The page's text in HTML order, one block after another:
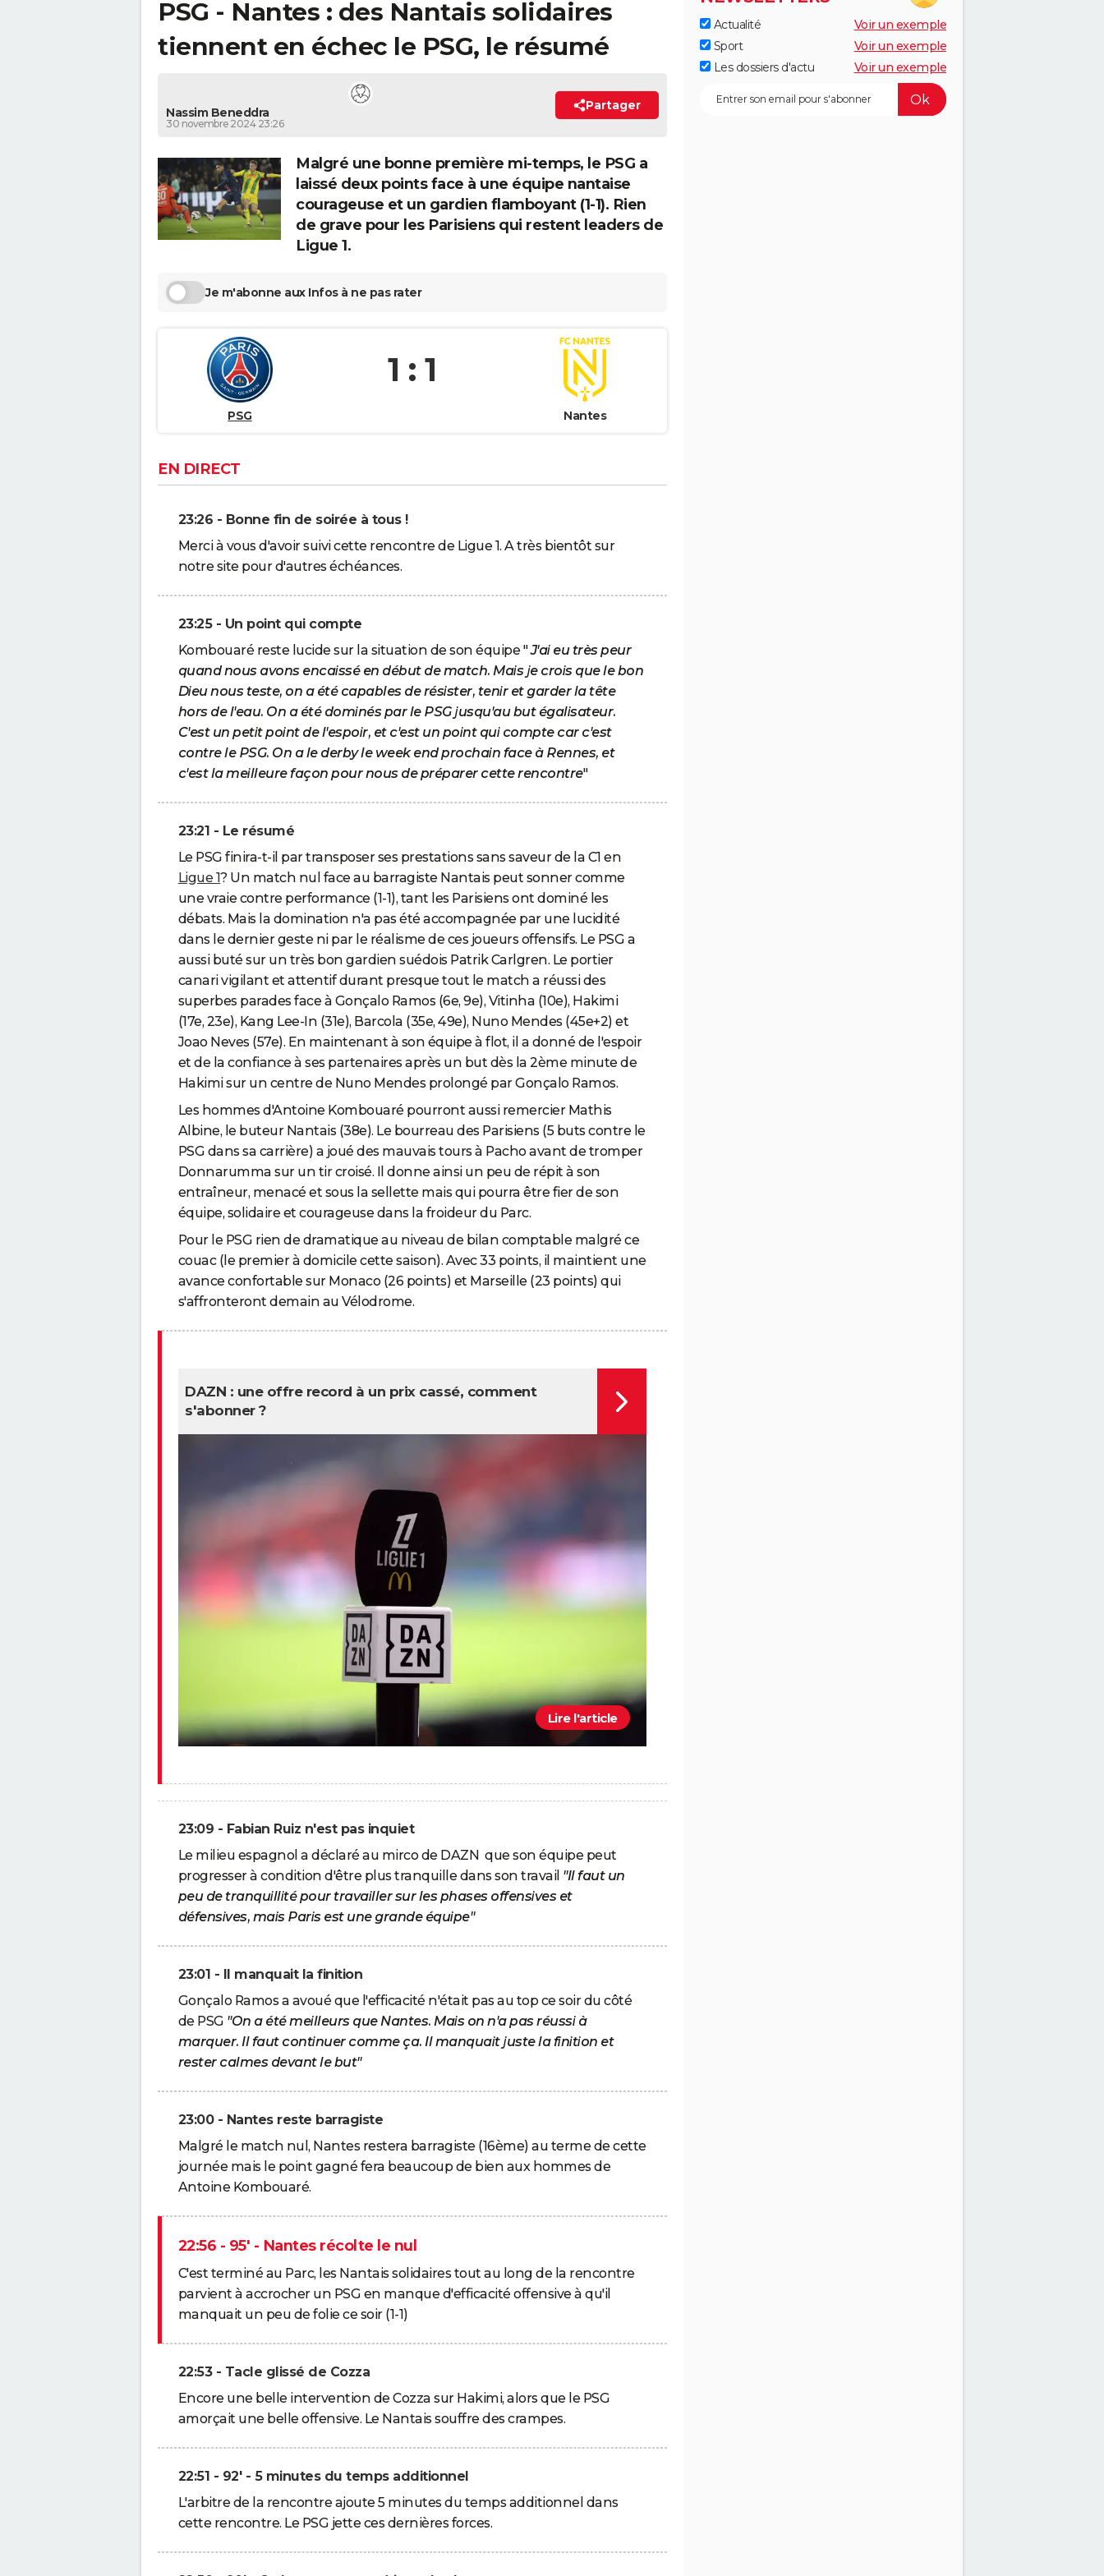
PSG - Nantes : des Nantais solidaires
tiennent en échec le PSG, le résumé
Nassim Beneddra
30 novembre 2024 23:26
Partager
Malgré une bonne première mi-temps, le PSG a
laissé deux points face à une équipe nantaise
courageuse et un gardien flamboyant (1-1). Rien
de grave pour les Parisiens qui restent leaders de
Ligue 1.
Je m'abonne aux Infos à ne pas rater
PSG
1 : 1
Nantes
EN DIRECT
23:26 - Bonne fin de soirée à tous !
Merci à vous d'avoir suivi cette rencontre de Ligue 1. A très bientôt sur
notre site pour d'autres échéances.
23:25 - Un point qui compte
Kombouaré reste lucide sur la situation de son équipe "J'ai eu très peur
quand nous avons encaissé en début de match. Mais je crois que le bon
Dieu nous teste, on a été capables de résister, tenir et garder la tête
hors de l'eau. On a été dominés par le PSG jusqu'au but égalisateur.
C'est un petit point de l'espoir, et c'est un point qui compte car c'est
contre le PSG. On a le derby le week end prochain face à Rennes, et
c'est la meilleure façon pour nous de préparer cette rencontre"
23:21 - Le résumé
Le PSG finira-t-il par transposer ses prestations sans saveur de la C1 en
Ligue 1? Un match nul face au barragiste Nantais peut sonner comme
une vraie contre performance (1-1), tant les Parisiens ont dominé les
débats. Mais la domination n'a pas été accompagnée par une lucidité
dans le dernier geste ni par le réalisme de ces joueurs offensifs. Le PSG a
aussi buté sur un très bon gardien suédois Patrik Carlgren. Le portier
canari vigilant et attentif durant presque tout le match a réussi des
superbes parades face à Gonçalo Ramos (6e, 9e), Vitinha (10e), Hakimi
(17e, 23e), Kang Lee-In (31e), Barcola (35e, 49e), Nuno Mendes (45e+2) et
Joao Neves (57e). En maintenant à son équipe à flot, il a donné de l'espoir
et de la confiance à ses partenaires après un but dès la 2ème minute de
Hakimi sur un centre de Nuno Mendes prolongé par Gonçalo Ramos.
Les hommes d'Antoine Kombouaré pourront aussi remercier Mathis
Albine, le buteur Nantais (38e). Le bourreau des Parisiens (5 buts contre le
PSG dans sa carrière) a joué des mauvais tours à Pacho avant de tromper
Donnarumma sur un tir croisé. Il donne ainsi un peu de répit à son
entraîneur, menacé et sous la sellette mais qui pourra être fier de son
équipe, solidaire et courageuse dans la froideur du Parc.
Pour le PSG rien de dramatique au niveau de bilan comptable malgré ce
couac (le premier à domicile cette saison). Avec 33 points, il maintient une
avance confortable sur Monaco (26 points) et Marseille (23 points) qui
s'affronteront demain au Vélodrome.
Lire l'article
DAZN : une offre record à un prix cassé, comment
s'abonner ?
23:09 - Fabian Ruiz n'est pas inquiet
Le milieu espagnol a déclaré au mirco de DAZN que son équipe peut
progresser à condition d'être plus tranquille dans son travail "Il faut un
peu de tranquillité pour travailler sur les phases offensives et
défensives, mais Paris est une grande équipe"
23:01 - Il manquait la finition
Gonçalo Ramos a avoué que l'efficacité n'était pas au top ce soir du côté
de PSG "On a été meilleurs que Nantes. Mais on n'a pas réussi à
marquer. Il faut continuer comme ça. Il manquait juste la finition et
rester calmes devant le but"
23:00 - Nantes reste barragiste
Malgré le match nul, Nantes restera barragiste (16ème) au terme de cette
journée mais le point gagné fera beaucoup de bien aux hommes de
Antoine Kombouaré.
22:56 - 95' - Nantes récolte le nul
C'est terminé au Parc, les Nantais solidaires tout au long de la rencontre
parvient à accrocher un PSG en manque d'efficacité offensive à qu'il
manquait un peu de folie ce soir (1-1)
22:53 - Tacle glissé de Cozza
Encore une belle intervention de Cozza sur Hakimi, alors que le PSG
amorçait une belle offensive. Le Nantais souffre des crampes.
22:51 - 92' - 5 minutes du temps additionnel
L'arbitre de la rencontre ajoute 5 minutes du temps additionnel dans
cette rencontre. Le PSG jette ces dernières forces.
Actualité
Voir un exemple
Sport
Voir un exemple
Les dossiers d'actu
Voir un exemple